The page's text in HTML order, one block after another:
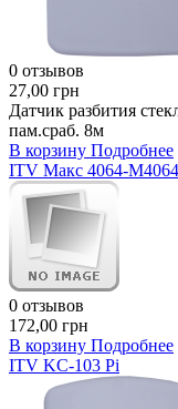
0 отзывов
27,00 грн
Датчик разбития
пам.сраб. 8м
В корзину Подробнее
ITV Макс 4064-
0 отзывов
172,00 грн
В корзину Подробнее
ITV KC-103 Pi